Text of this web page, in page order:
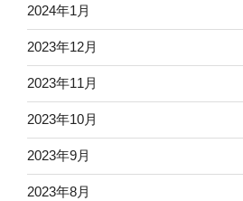
2024年1月
2023年12月
2023年11月
2023年10月
2023年9月
2023年8月